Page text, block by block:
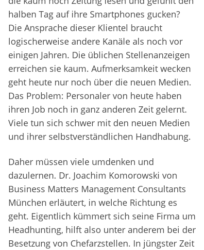
halben Tag auf ihre Smartphones gucken?
Die Ansprache dieser Klientel braucht
logischerweise andere Kanäle als noch vor
einigen Jahren. Die üblichen Stellenanzeigen
erreichen sie kaum. Aufmerksamkeit wecken
geht heute nur noch über die neuen Medien.
Das Problem: Personaler von heute haben
ihren Job noch in ganz anderen Zeit gelernt.
Viele tun sich schwer mit den neuen Medien
und ihrer selbstverständlichen Handhabung.
Daher müssen viele umdenken und
dazulernen. Dr. Joachim Komorowski von
Business Matters Management Consultants
München erläutert, in welche Richtung es
geht. Eigentlich kümmert sich seine Firma um
Headhunting, hilft also unter anderem bei der
Besetzung von Chefarzstellen. In jüngster Zeit